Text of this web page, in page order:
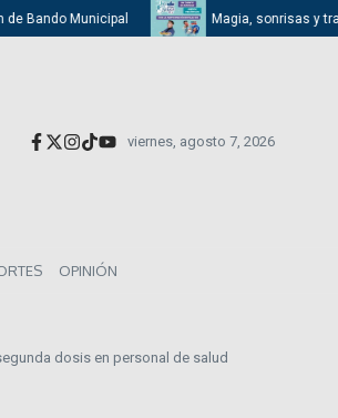
Municipal Magia, sonrisas y
viernes, agosto 7, 2026
OPINIÓN
dosis en personal de salud